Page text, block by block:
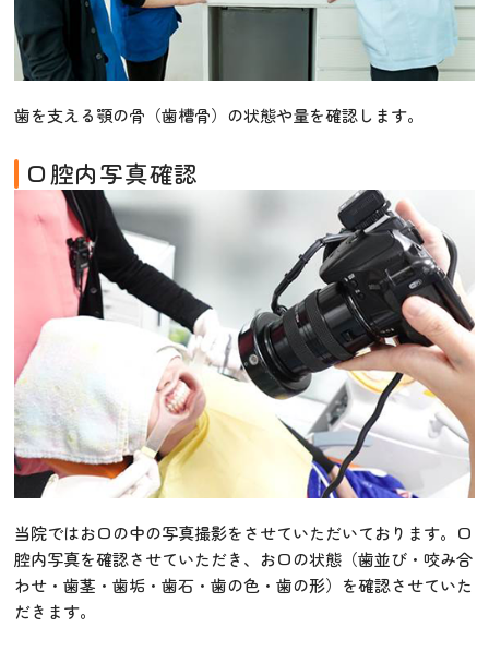
歯を支える顎の骨（歯槽骨）の状態や量を確認します。
口腔内写真確認
当院ではお口の中の写真撮影をさせていただいております。口
腔内写真を確認させていただき、お口の状態（歯並び・咬み合
わせ・歯茎・歯垢・歯石・歯の色・歯の形）を確認させていた
だきます。